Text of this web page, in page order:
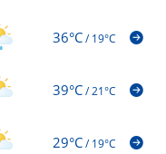
36°C/19°C
39°C/21°C
29°C/19°C